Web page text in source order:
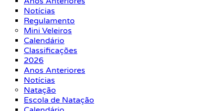
Notícias
Regulamento
Mini Veleiros
Calendário
Classificações
2026
Anos Anteriores
Notícias
Natação
Escola de Natação